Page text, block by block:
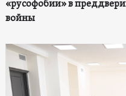
«русофобии» в
войны